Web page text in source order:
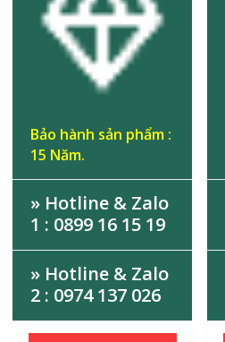
Bảo hành sản phẩm :
15 Năm.
» Hotline & Zalo
1 : 0899 16 15 19
» Hotline & Zalo
2 : 0974 137 026